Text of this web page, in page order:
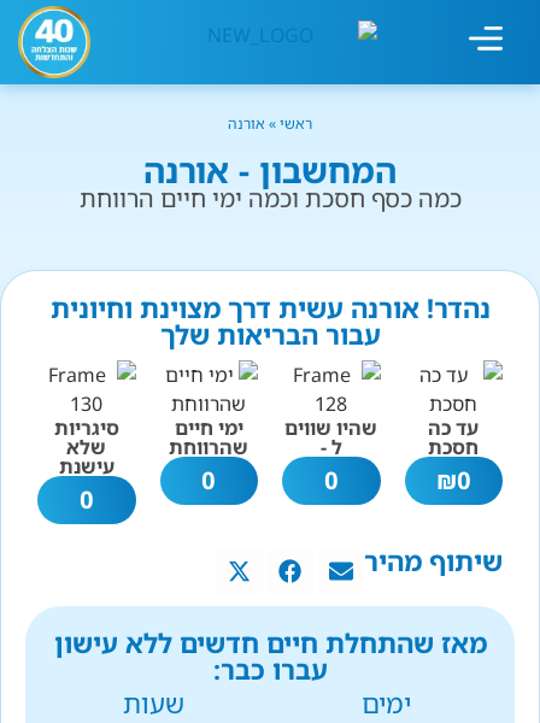
ראשי» אורנה
המחשבון - אורנה
כמה כסף חסכת וכמה ימי חיים הרווחת
נהדר! אורנה עשית דרך מצוינת וחיונית
עבור הבריאות שלך
עד כה
חסכת
0
₪
שהיו שווים
ל -
0
ימי חיים
שהרווחת
0
סיגריות
שלא
עישנת
0
שיתוף מהיר
מאז שהתחלת חיים חדשים ללא עישון
עברו כבר:
ימים
שעות